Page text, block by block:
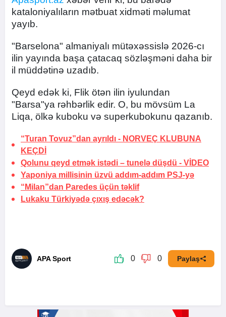
kataloniyalıların mətbuat xidməti məlumat
yayıb.
"Barselona" almaniyalı mütəxəssislə 2026-cı
ilin yayında başa çatacaq sözləşməni daha bir
il müddətinə uzadıb.
Qeyd edək ki, Flik ötən ilin iyulundan
"Barsa"ya rəhbərlik edir. O, bu mövsüm La
Liqa, ölkə kuboku və superkubokunu qazanıb.
“Turan Tovuz”dan ayrıldı - NORVEÇ KLUBUNA
KEÇDİ
Qolunu qeyd etmək istədi – tunelə düşdü - VİDEO
Yaponiya millisinin üzvü addım-addım PSJ-yə
“Milan”dan Paredes üçün təklif
Lukaku Türkiyədə çıxış edəcək?
APA Sport 0 0 Paylaş